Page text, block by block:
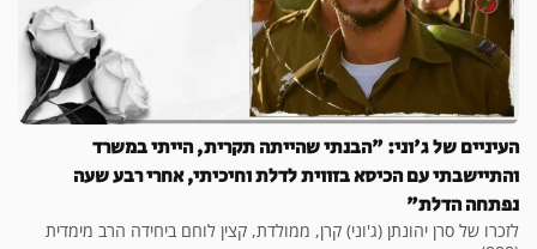
העיניים של ג'וני: "הבנתי שהייתה תקרית, הייתי במשרד
והתיישבתי עם הכיסא בזווית לדלת וחיכיתי, אחרי רבע שעה
נפתחה הדלת"
לזכרו של סרן יהונתן (ג'וני) קרן, ממולדת, קצין לוחם ביחידה הרב מימדית